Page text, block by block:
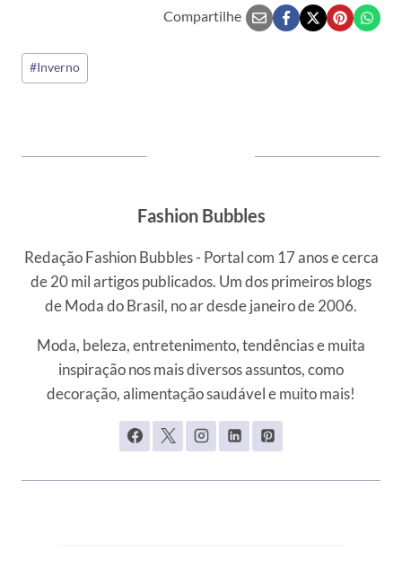
Compartilhe
Tags
do
#Inverno
Fashion Bubbles
Redação Fashion Bubbles - Portal com 17 anos e cerca
de 20 mil artigos publicados. Um dos primeiros blogs
de Moda do Brasil, no ar desde janeiro de 2006.
Moda, beleza, entretenimento, tendências e muita
inspiração nos mais diversos assuntos, como
decoração, alimentação saudável e muito mais!